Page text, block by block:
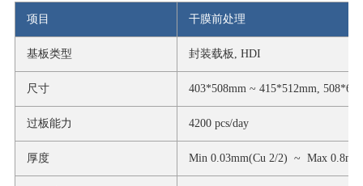
项目 干膜前处理
基板类型 封装载板, HDI
尺寸 403*508mm ~ 415*512mm,
过板能力 4200 pcs/day
厚度 Min 0.03mm(Cu 2/2) ~ Max